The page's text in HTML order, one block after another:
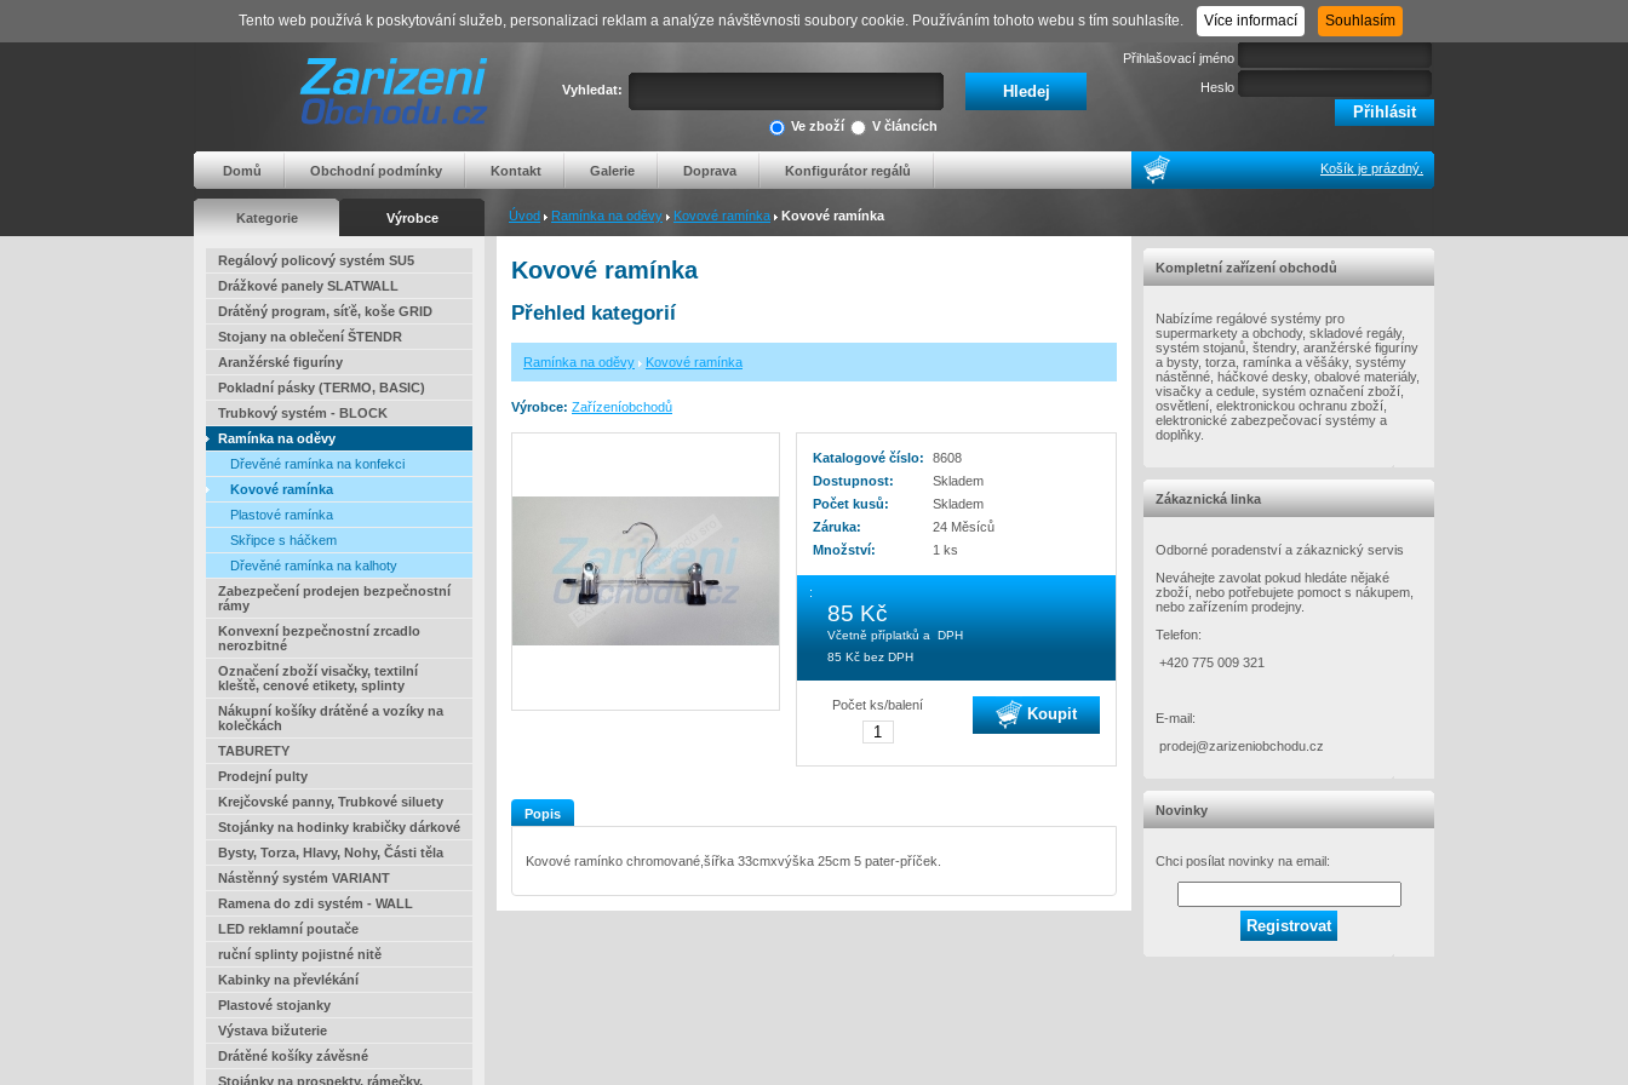
Registrace Zapomenuté heslo
Vyhledat:
V článcích
Ve zboží
Přihlašovací jméno
Heslo
Domů Obchodní podmínky Kontakt Galerie Doprava Konfigurátor regálů Košík je prázdný.
Kategorie Výrobce Úvod Ramínka na oděvy Kovové ramínka Kovové ramínka
Regálový policový systém SU5
Drážkové panely SLATWALL
Drátěný program, síťě, koše GRID
Stojany na oblečení ŠTENDR
Aranžérské figuríny
Pokladní pásky (TERMO, BASIC)
Trubkový systém - BLOCK
Ramínka na oděvy
Dřevěné ramínka na konfekci
Kovové ramínka
Plastové ramínka
Skřipce s háčkem
Dřevěné ramínka na kalhoty
Zabezpečení prodejen bezpečnostní
rámy
Konvexní bezpečnostní zrcadlo
nerozbitné
Označení zboží visačky, textilní
kleště, cenové etikety, splinty
Nákupní košíky drátěné a vozíky na
kolečkách
TABURETY
Prodejní pulty
Krejčovské panny, Trubkové siluety
Stojánky na hodinky krabičky dárkové
Bysty, Torza, Hlavy, Nohy, Části těla
Nástěnný systém VARIANT
Ramena do zdi systém - WALL
LED reklamní poutače
ruční splinty pojistné nitě
Kabinky na převlékání
Plastové stojanky
Výstava bižuterie
Drátěné košíky závěsné
Stojánky na prospekty, rámečky,
Kovové ramínka
Přehled kategorií
Ramínka na oděvy Kovové ramínka
Výrobce: Zařízeníobchodů
Katalogové číslo:
8608
Dostupnost:
Skladem
Počet kusů:
Skladem
Záruka:
24 Měsíců
Množství:
1 ks
:
85 Kč
Včetně příplatků a DPH
85 Kč bez DPH
Počet ks/balení
Koupit
Popis
Kovové ramínko chromované,šířka 33cmxvýška 25cm 5 pater-příček.
Kompletní zařízení obchodů
Nabízíme regálové systémy pro
supermarkety a obchody, skladové regály,
systém stojanů, štendry, aranžérské figuríny
a bysty, torza, ramínka a věšáky, systémy
nástěnné, háčkové desky, obalové materiály,
visačky a cedule, systém označení zboží,
osvětlení, elektronickou ochranu zboží,
elektronické zabezpečovací systémy a
doplňky.
Zákaznická linka
Odborné poradenství a zákaznický servis
Neváhejte zavolat pokud hledáte nějaké
zboží, nebo potřebujete pomoct s nákupem,
nebo zařízením prodejny.
Telefon:
+420 775 009 321
E-mail:
prodej@zarizeniobchodu.cz
Novinky
Chci posílat novinky na email:
Tento web používá k poskytování služeb, personalizaci reklam a analýze návštěvnosti soubory cookie. Používáním tohoto webu s tím souhlasíte. Více informací Souhlasím